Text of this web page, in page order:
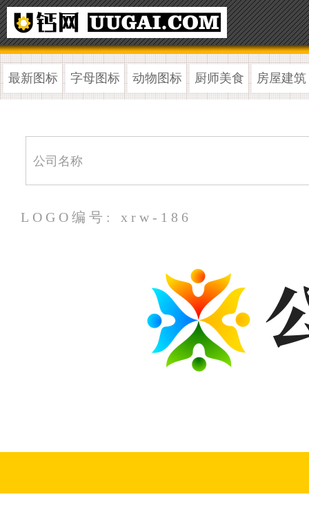
最新图标 字母图标 动物图标 厨师美食 房屋建筑
LOGO编号: xrw-186